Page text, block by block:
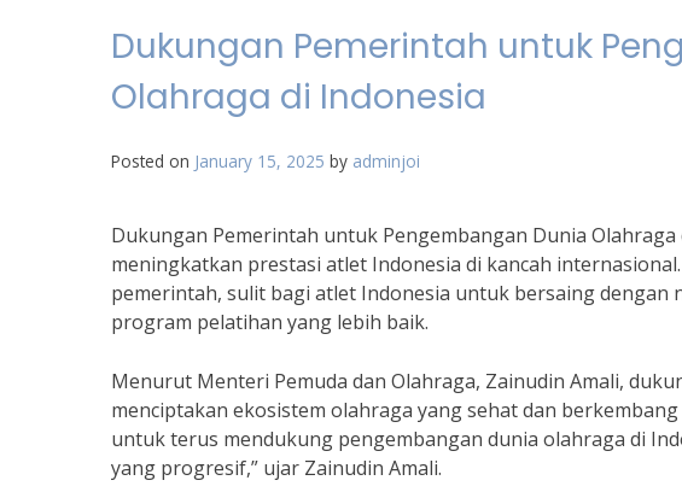
Dukungan Pemerintah untuk
Olahraga di Indonesia
Posted on January 15, 2025 by adminjoi
Dukungan Pemerintah untuk Pengembangan Dunia
meningkatkan prestasi atlet Indonesia di kancah
pemerintah, sulit bagi atlet Indonesia untuk bersaing dengan
program pelatihan yang lebih baik.
Menurut Menteri Pemuda dan Olahraga, Zainudin Amali,
menciptakan ekosistem olahraga yang sehat dan
untuk terus mendukung pengembangan dunia olahraga di
yang progresif,” ujar Zainudin Amali.